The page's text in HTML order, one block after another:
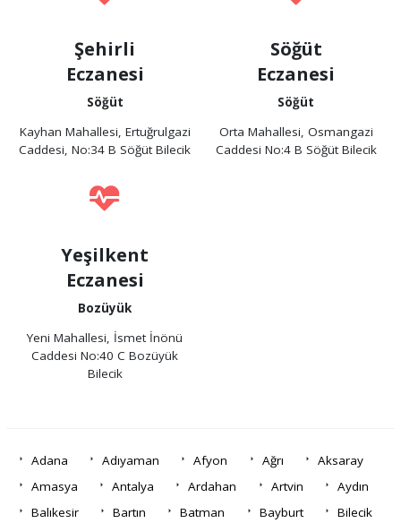
Şehirli
Eczanesi
Söğüt
Kayhan Mahallesi, Ertuğrulgazi
Caddesi, No:34 B Söğüt Bilecik
Söğüt
Eczanesi
Söğüt
Orta Mahallesi, Osmangazi
Caddesi No:4 B Söğüt Bilecik
Yeşilkent
Eczanesi
Bozüyük
Yeni Mahallesi, İsmet İnönü
Caddesi No:40 C Bozüyük
Bilecik
Adana Adıyaman Afyon Ağrı
Aksaray
Amasya
Antalya Ardahan Artvin
Aydın
Balıkesir
Bartın Batman Bayburt
Bilecik